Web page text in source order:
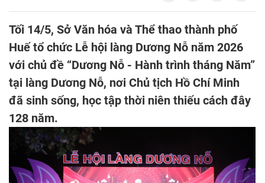
Tối 14/5, Sở Văn hóa và Thể thao thành phố
Huế tổ chức Lễ hội làng Dương Nỗ năm 2026
với chủ đề “Dương Nỗ - Hành trình tháng Năm”
tại làng Dương Nỗ, nơi Chủ tịch Hồ Chí Minh
đã sinh sống, học tập thời niên thiếu cách đây
128 năm.